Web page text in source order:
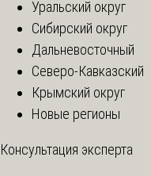
Уральский округ
Сибирский округ
Дальневосточный
Северо-Кавказский
Крымский округ
Новые регионы
Консультация эксперта